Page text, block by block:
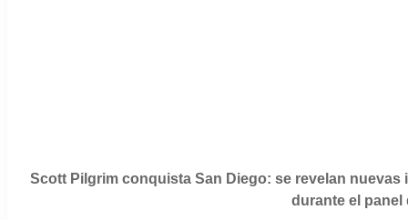
Scott Pilgrim conquista San Diego: se revelan
durante el panel